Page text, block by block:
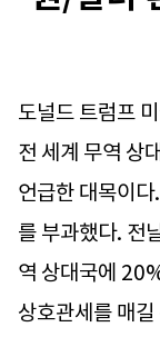
도널드 트럼프
전 세계 무역 상
언급한 대목이
를 부과했다. 전
역 상대국에
상호관세를 매